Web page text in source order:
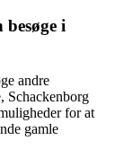
i
andre
Schackenborg
for at
gamle